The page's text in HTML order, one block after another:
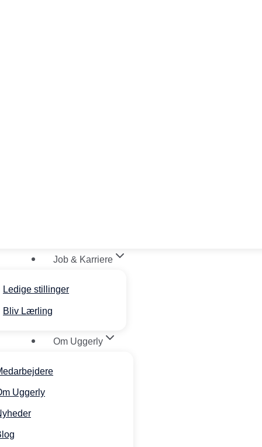
Job & Karriere
Ledige stillinger
Bliv Lærling
Om Uggerly
Uggerly